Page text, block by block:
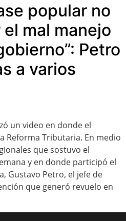
popular no
mal manejo
Petro
a varios
un video en donde el
Reforma Tributaria. En medio
que sostuvo el
y en donde participó el
Gustavo Petro, el jefe de
que generó revuelo en